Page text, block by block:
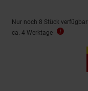
Nur noch 8 Stück verfügbar
ca. 4 Werktage